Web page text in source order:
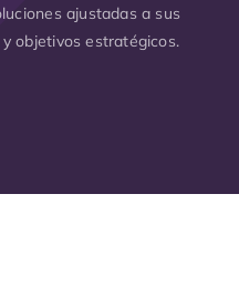
ajustadas a sus
objetivos estratégicos.